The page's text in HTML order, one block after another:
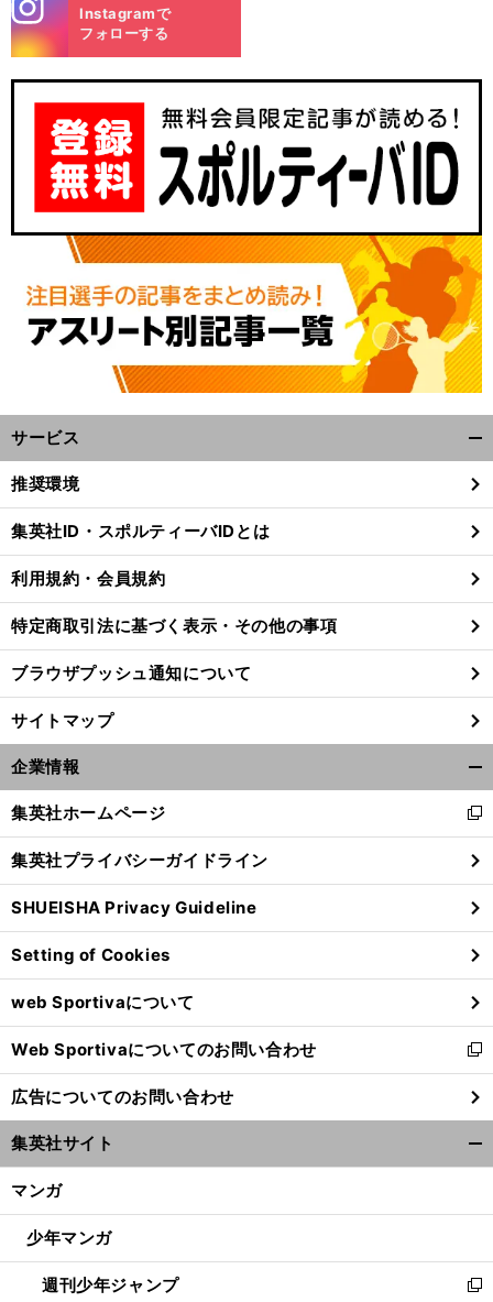
。
４
」
前
へ
m
Instagramで
フォローする
サービス
閉
る
推奨環境
集英社ID・スポルティーバIDとは
利用規約・会員規約
特定商取引法に基づく表示・その他の事項
ブラウザプッシュ通知について
サイトマップ
企業情報
閉
る
集英社ホームページ
新
し
い
ウ
ィ
ン
ド
ウ
で
開
く
集英社プライバシーガイドライン
SHUEISHA Privacy Guideline
Setting of Cookies
web Sportivaについて
Web Sportivaについてのお問い合わせ
新
し
い
ウ
ィ
ン
ウ
開
く
広告についてのお問い合わせ
集英社サイト
マンガ
少年マンガ
週刊少年ジャンプ
新